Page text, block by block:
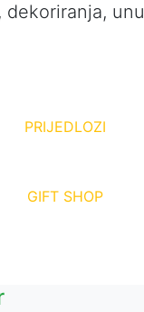
dekoriranja,
PRIJEDLOZI
GIFT SHOP